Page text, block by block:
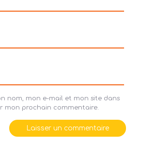
nom, mon e-mail et mon site dans
mon prochain commentaire.